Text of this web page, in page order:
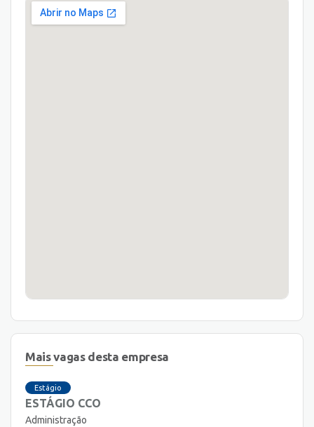
Mais vagas desta empresa
Estágio
ESTÁGIO CCO
Administração